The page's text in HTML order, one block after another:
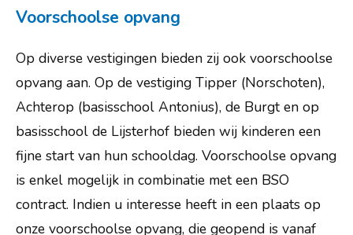
Voorschoolse opvang
Op diverse vestigingen bieden zij ook voorschoolse
opvang aan. Op de vestiging Tipper (Norschoten),
Achterop (basisschool Antonius), de Burgt en op
basisschool de Lijsterhof bieden wij kinderen een
fijne start van hun schooldag. Voorschoolse opvang
is enkel mogelijk in combinatie met een BSO
contract. Indien u interesse heeft in een plaats op
onze voorschoolse opvang, die geopend is vanaf